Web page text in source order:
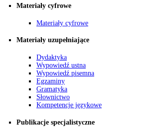
Materiały cyfrowe
Materiały cyfrowe
Materiały uzupełniające
Dydaktyka
Wypowiedź ustna
Wypowiedź pisemna
Egzaminy
Gramatyka
Słownictwo
Kompetencje językowe
Publikacje specjalistyczne